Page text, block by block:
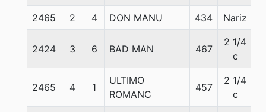
2465 2 4 DON MANU 434 Nariz
2424 3 6 BAD MAN 467
2 1/4
c
2465 4 1
ULTIMO
ROMANC
457
2 1/4
c